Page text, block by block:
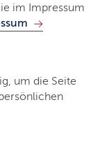
im Impressum
um die Seite